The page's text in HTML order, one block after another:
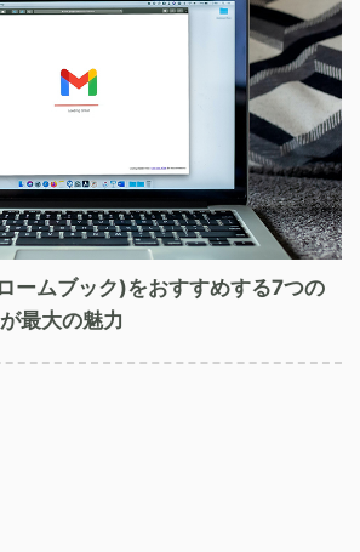
ムブック)をおすすめする7つの
最大の魅力